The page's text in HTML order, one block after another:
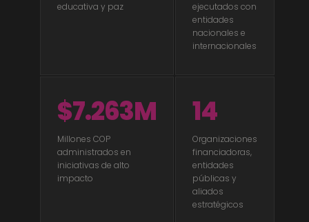
educativa y paz
ejecutados con
entidades
nacionales e
internacionales
$7.263M
Millones COP
administrados en
iniciativas de alto
impacto
14
Organizaciones
financiadoras,
entidades
públicas y
aliados
estratégicos